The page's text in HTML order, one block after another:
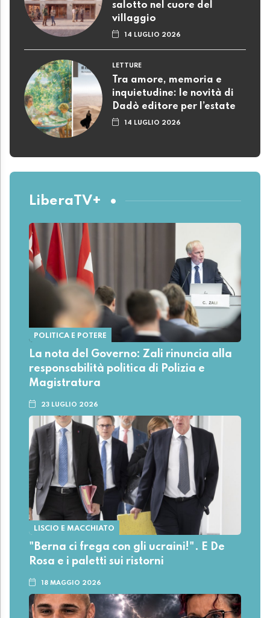
salotto nel cuore del
villaggio
14 LUGLIO 2026
LETTURE
Tra amore, memoria e
inquietudine: le novità di
Dadò editore per l’estate
14 LUGLIO 2026
LiberaTV+
POLITICA E POTERE
La nota del Governo: Zali rinuncia alla
responsabilità politica di Polizia e
Magistratura
23 LUGLIO 2026
LISCIO E MACCHIATO
"Berna ci frega con gli ucraini!". E De
Rosa e i paletti sui ristorni
18 MAGGIO 2026